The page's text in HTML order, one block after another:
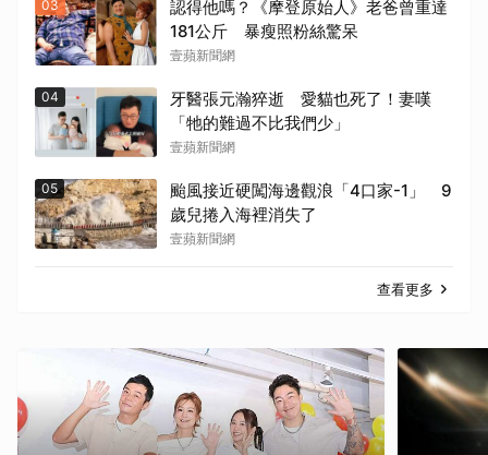
03
認得他嗎？《摩登原始人》老爸曾重達
181公斤 暴瘦照粉絲驚呆
壹蘋新聞網
04
牙醫張元瀚猝逝 愛貓也死了！妻嘆
「牠的難過不比我們少」
壹蘋新聞網
05
颱風接近硬闖海邊觀浪「4口家-1」 9
歲兒捲入海裡消失了
壹蘋新聞網
查看更多